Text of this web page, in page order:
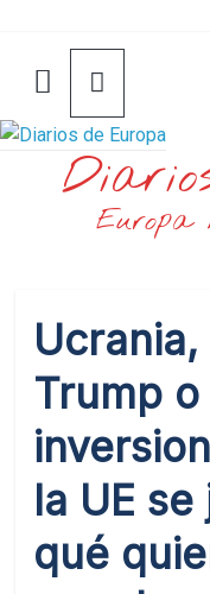
contenido
Europa
Trump o
la UE
qué